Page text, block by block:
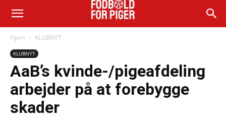
Hjem KLUBNYT
KLUBNYT
AaB’s kvinde-/pigeafdeling
arbejder på at forebygge
skader